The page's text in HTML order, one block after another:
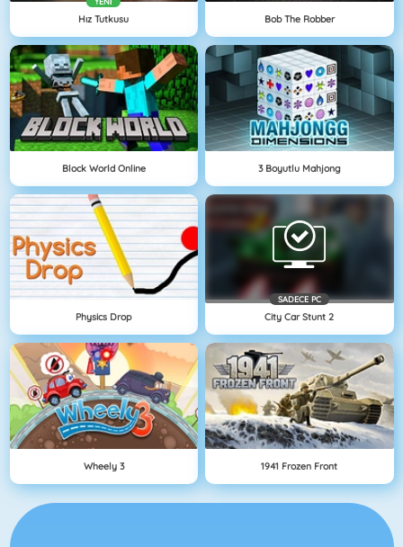
Hız Tutkusu Bob The Robber
Block World Online 3 Boyutlu Mahjong
Physics Drop
SADECE PC
City Car Stunt 2
Wheely 3 1941 Frozen Front